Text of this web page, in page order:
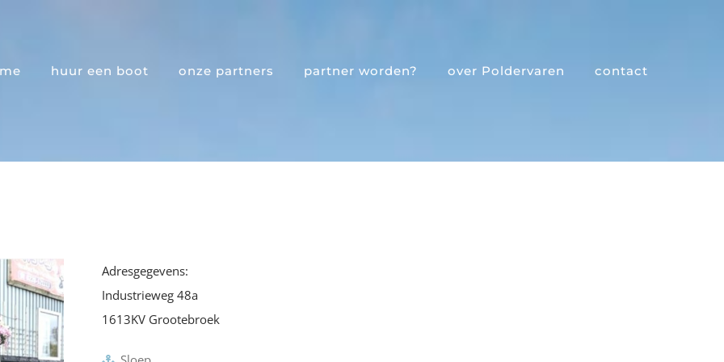
huur een boot onze partners partner worden? over Poldervaren contact
Adresgegevens:
Industrieweg 48a
1613KV Grootebroek